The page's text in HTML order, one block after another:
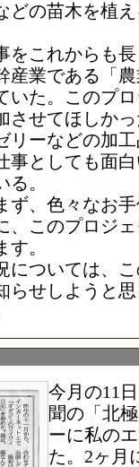
どの苗木を植
をこれからも
産業である「
いた。このプ
させてほしか
リーなどの加
事としても面
。
ず、色々なお
、このプロジ
。
については、
らせしようと
今月の11
聞の「北
ーに私の
た。2ヶ月